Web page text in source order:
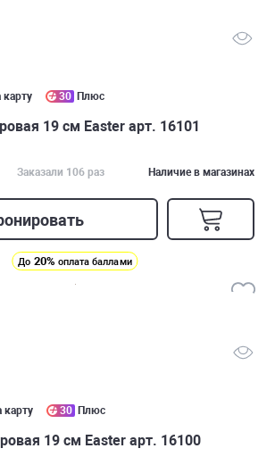
карту 30 Плюс
19 см Easter арт. 16101
Заказали 106 раз Наличие в магазинах
До 20% оплата баллами
карту 30 Плюс
19 см Easter арт. 16100